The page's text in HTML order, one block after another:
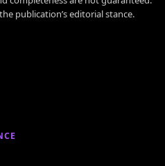
publication’s editorial stance.